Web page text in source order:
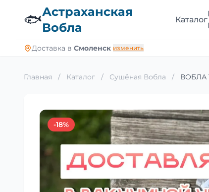
🐟Астраханская
Вобла
Каталог
Доставка в Смоленск изменить
Главная / Каталог / Сушёная Вобла / ВОБЛА
-18%